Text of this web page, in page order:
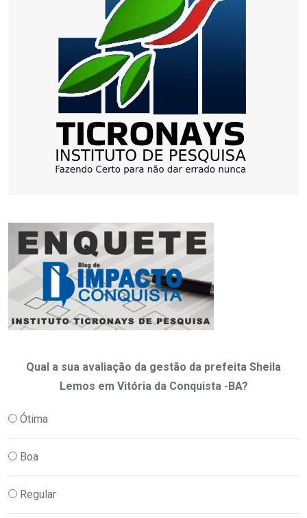
Qual a sua avaliação da gestão da prefeita Sheila
Lemos em Vitória da Conquista -BA?
Ótima
Boa
Regular